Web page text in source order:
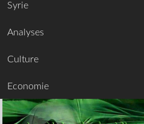
Syrie
Analyses
Culture
Economie